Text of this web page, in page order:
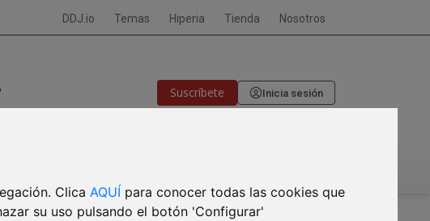
ClicaAQUÍ para conocer todas las cookies que
su uso pulsando el botón 'Configurar'
DDJ.io Temas Hiperia Tienda Nosotros
Suscríbete Inicia sesión